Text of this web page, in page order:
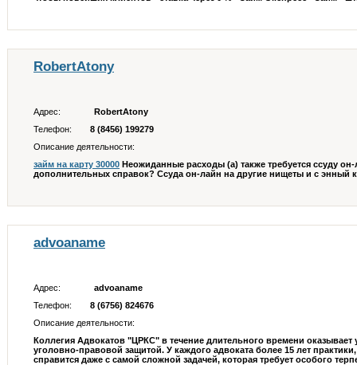
RobertAtony
Адрес:
RobertAtony
Телефон:
8 (8456) 199279
Описание деятельности:
займ на карту 30000 Неожиданные расходы (а) также требуется ссуду
дополнительных справок? Ссуда он-лайн на другие нищеты и с энный
advoaname
Адрес:
advoaname
Телефон:
8 (6756) 824676
Описание деятельности:
Коллегия Адвокатов "ЦРКС" в течение длительного времени оказывает
уголовно-правовой защитой. У каждого адвоката более 15 лет
справится даже с самой сложной задачей, которая требует особого